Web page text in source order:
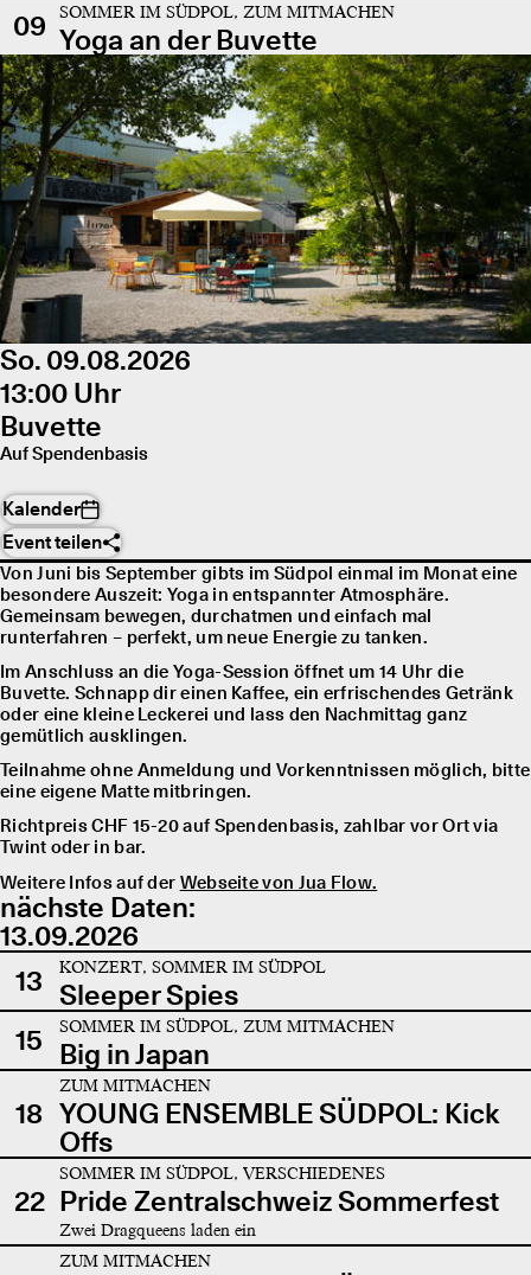
09
SOMMER IM SÜDPOL, ZUM MITMACHEN
Yoga an der Buvette
So. 09.08.2026
13:00 Uhr
Buvette
Auf Spendenbasis
Kalender
Event teilen
Von Juni bis September gibts im Südpol einmal im Monat eine
besondere Auszeit: Yoga in entspannter Atmosphäre.
Gemeinsam bewegen, durchatmen und einfach mal
runterfahren – perfekt, um neue Energie zu tanken.
Im Anschluss an die Yoga-Session öffnet um 14 Uhr die
Buvette. Schnapp dir einen Kaffee, ein erfrischendes Getränk
oder eine kleine Leckerei und lass den Nachmittag ganz
gemütlich ausklingen.
Teilnahme ohne Anmeldung und Vorkenntnissen möglich, bitte
eine eigene Matte mitbringen.
Richtpreis CHF 15-20 auf Spendenbasis, zahlbar vor Ort via
Twint oder in bar.
Weitere Infos auf der Webseite von Jua Flow.
nächste Daten:
13.09.2026
13
KONZERT, SOMMER IM SÜDPOL
Sleeper Spies
15
SOMMER IM SÜDPOL, ZUM MITMACHEN
Big in Japan
18
ZUM MITMACHEN
YOUNG ENSEMBLE SÜDPOL: Kick
Offs
22
SOMMER IM SÜDPOL, VERSCHIEDENES
Pride Zentralschweiz Sommerfest
Zwei Dragqueens laden ein
ZUM MITMACHEN